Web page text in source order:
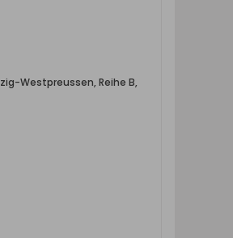
Westpreussen, Reihe B,